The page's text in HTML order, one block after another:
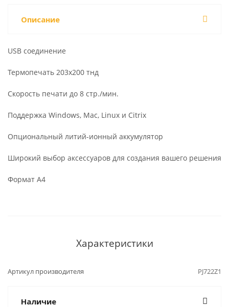
Описание
USB соединение
Термопечать 203x200 тнд
Скорость печати до 8 стр./мин.
Поддержка Windows, Mac, Linux и Citrix
Опциональный литий-ионный аккумулятор
Широкий выбор аксессуаров для создания вашего решения
Формат А4
Характеристики
Артикул производителя PJ722Z1
Наличие